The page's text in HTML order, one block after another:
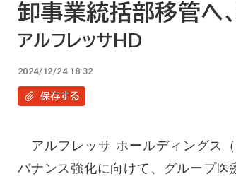
卸事業統括部移管へ
アルフレッサHD
2024/12/24 18:32
保存する
アルフレッサ ホールディングス
バナンス強化に向けて、グループ